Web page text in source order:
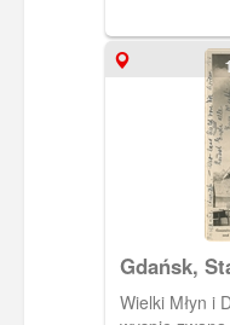
Gdańsk,
Wielki Młyn i